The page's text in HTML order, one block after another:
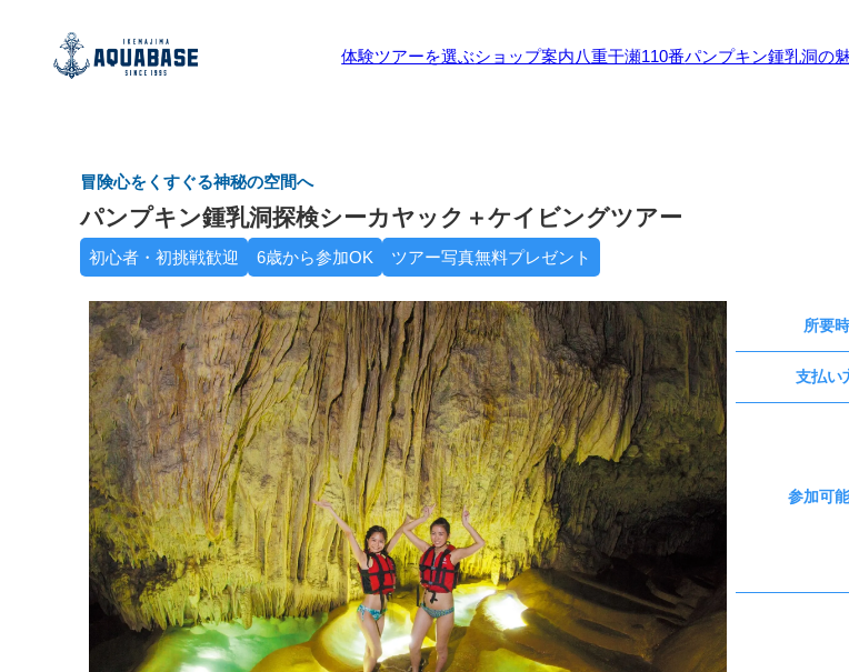
体験ツアーを選ぶショップ案内八重干瀬110番パンプキン鍾乳洞の
冒険心をくすぐる神秘の空間へ
パンプキン鍾乳洞探検シーカヤック＋ケイビングツアー
初心者・初挑戦歓迎 6歳から参加OK ツアー写真無料プレゼント
所要
支払い
参加可